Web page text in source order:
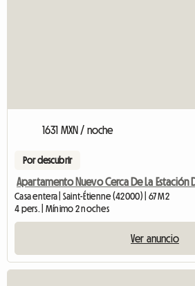
1631 MXN / noche
Por descubrir
Apartamento Nuevo Cerca De La Estación
Casa entera | Saint-Étienne (42000) | 67 M2
4 pers. | Mínimo 2 noches
Ver anuncio